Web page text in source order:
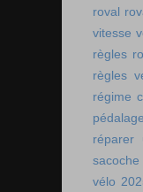
roval
vitesse
règles
règles
régime
pédalage
réparer
vélo